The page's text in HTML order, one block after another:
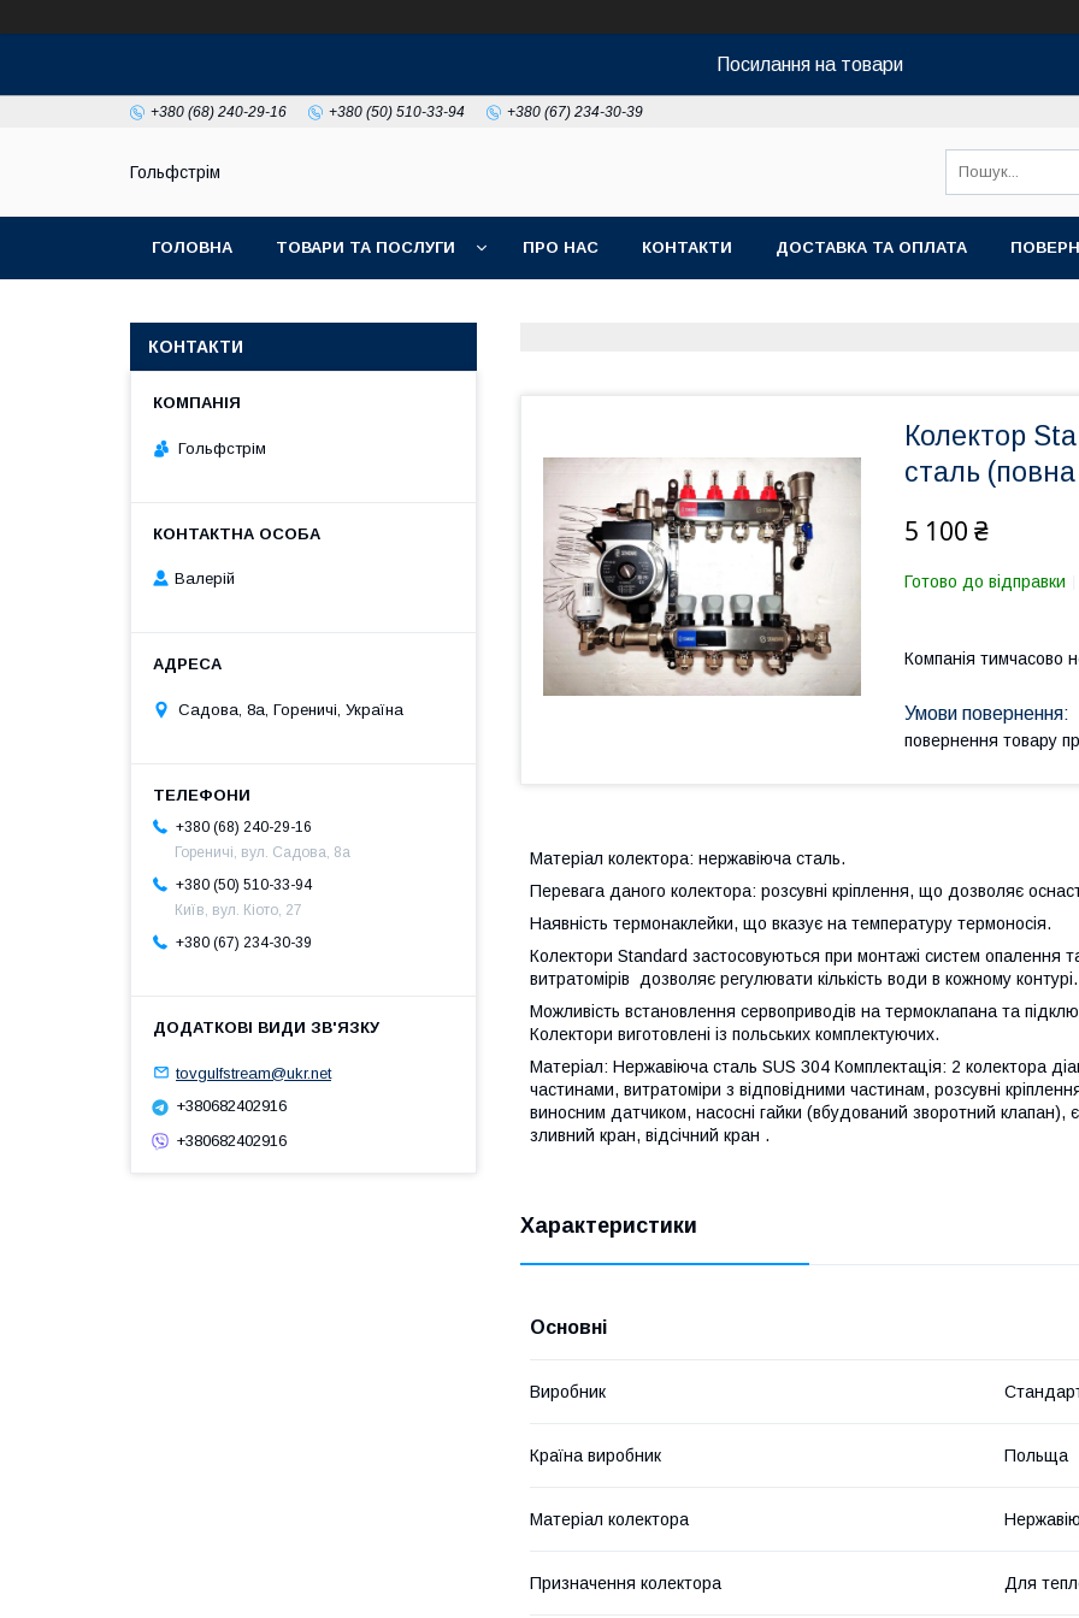
Посилання на товари
+380 (68) 240-29-16 +380 (50) 510-33-94 +380 (67) 234-30-39
Гольфстрім
ГОЛОВНА ТОВАРИ ТА ПОСЛУГИ ПРО НАС КОНТАКТИ ДОСТАВКА ТА ОПЛАТА
Колектор
сталь
5 100 ₴
Готово до відправки
Компанія тимчасово
повернення товару
Матеріал колектора: нержавіюча сталь.
Перевага даного колектора: розсувні кріплення, що дозволяє
Наявність термонаклейки, що вказує на температуру термоносія.
Колектори Standard застосовуються при монтажі систем опалення
витратомірів дозволяє регулювати кількість води в кожному контурі.
Можливість встановлення сервоприводів на термоклапана та
Колектори виготовлені із польських комплектуючих.
Матеріал: Нержавіюча сталь SUS 304 Комплектація: 2 колектора
частинами, витратоміри з відповідними частинам, розсувні
виносним датчиком, насосні гайки (вбудований зворотний клапан),
зливний кран, відсічний кран .
Характеристики
Основні
Виробник
Країна виробник Польща
Матеріал колектора
Призначення колектора Для
КОНТАКТИ
Гольфстрім
Валерій
Садова, 8а, Гореничі, Україна
+380 (68) 240-29-16
Гореничі, вул. Садова, 8а
+380 (50) 510-33-94
Київ, вул. Кіото, 27
+380 (67) 234-30-39
tovgulfstream@ukr.net
+380682402916
+380682402916